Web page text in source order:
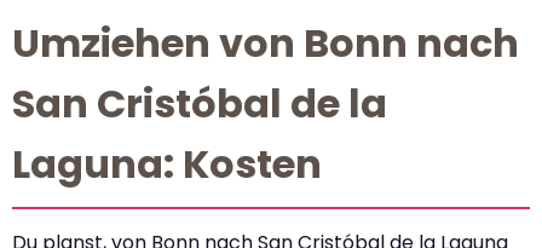
Umziehen von Bonn nach
San Cristóbal de la
Laguna: Kosten